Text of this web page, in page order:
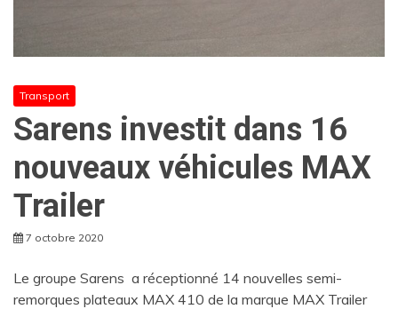
Transport
Sarens investit dans 16
nouveaux véhicules MAX
Trailer
7 octobre 2020
Le groupe Sarens a réceptionné 14 nouvelles semi-
remorques plateaux MAX 410 de la marque MAX Trailer